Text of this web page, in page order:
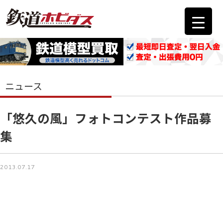
ニュース
「悠久の風」フォトコンテスト作品募
集
2013.07.17